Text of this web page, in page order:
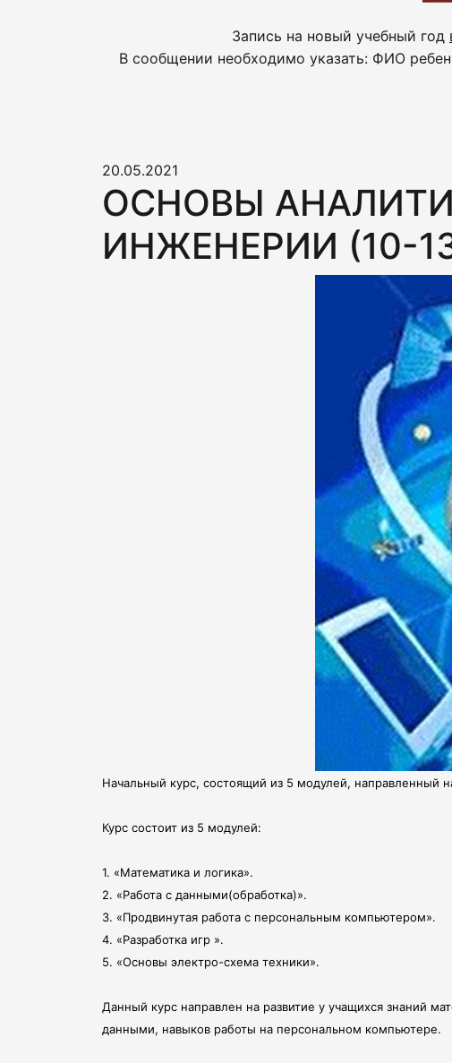
Запись на новый учебный год
В сообщении необходимо указать: ФИО
20.05.2021
ОСНОВЫ
ИНЖЕНЕРИИ (10-
Начальный курс, состоящий из 5 модулей, направленный
Курс состоит из 5 модулей:
1. «Математика и логика».
2. «Работа с данными(обработка)».
3. «Продвинутая работа с персональным компьютером».
4. «Разработка игр ».
5. «Основы электро-схема техники».
Данный курс направлен на развитие у учащихся знаний
данными, навыков работы на персональном компьютере.